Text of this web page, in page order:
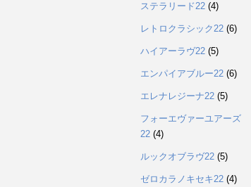
ステラリード22 (4)
レトロクラシック22 (6)
ハイアーラヴ22 (5)
エンパイアブルー22 (6)
エレナレジーナ22 (5)
フォーエヴァーユアーズ
22 (4)
ルックオブラヴ22 (5)
ゼロカラノキセキ22 (4)